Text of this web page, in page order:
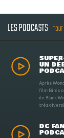
LES PODCASTS
UN
Après
film Birds
de Black
très
DC